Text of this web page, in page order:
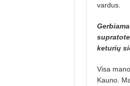
vardus.
keturių
Visa
Kauno.